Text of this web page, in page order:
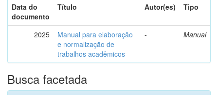
Data do
documento
Título Autor(es) Tipo
2025
Manual para elaboração
e normalização de
trabalhos acadêmicos
- Manual
Busca facetada